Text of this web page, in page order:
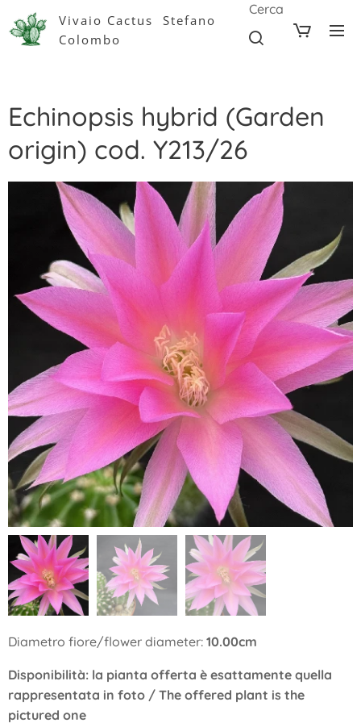
Vivaio Cactus Stefano
Colombo
Cerca
Echinopsis hybrid (Garden
origin) cod. Y213/26
Diametro fiore/flower diameter: 10.00cm
Disponibilità: la pianta offerta è esattamente quella
rappresentata in foto / The offered plant is the
pictured one